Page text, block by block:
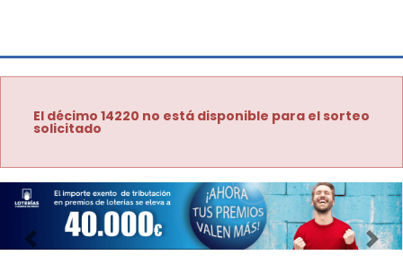
El décimo 14220 no está disponible para el sorteo
solicitado
Imagen anterior